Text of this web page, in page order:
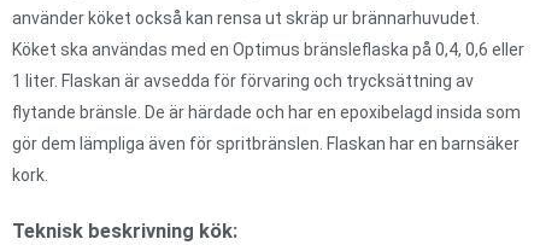
använder köket också kan rensa ut skräp ur brännarhuvudet.
Köket ska användas med en Optimus bränsleflaska på 0,4, 0,6 eller
1 liter. Flaskan är avsedda för förvaring och trycksättning av
flytande bränsle. De är härdade och har en epoxibelagd insida som
gör dem lämpliga även för spritbränslen. Flaskan har en barnsäker
kork.
Teknisk beskrivning kök: